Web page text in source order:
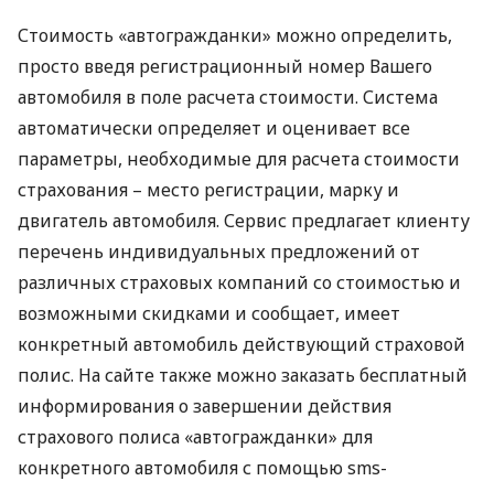
Стоимость «автогражданки» можно определить,
просто введя регистрационный номер Вашего
автомобиля в поле расчета стоимости. Система
автоматически определяет и оценивает все
параметры, необходимые для расчета стоимости
страхования – место регистрации, марку и
двигатель автомобиля. Сервис предлагает клиенту
перечень индивидуальных предложений от
различных страховых компаний со стоимостью и
возможными скидками и сообщает, имеет
конкретный автомобиль действующий страховой
полис. На сайте также можно заказать бесплатный
информирования о завершении действия
страхового полиса «автогражданки» для
конкретного автомобиля с помощью sms-